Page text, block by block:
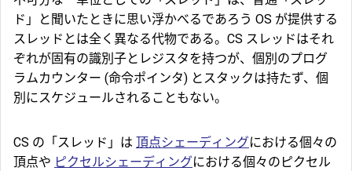
ド」と聞いたときに思い浮かべるであろう OS が提供する
スレッドとは全く異なる代物である。CS スレッドはそれ
ぞれが固有の識別子とレジスタを持つが、個別のプログ
ラムカウンター (命令ポインタ) とスタックは持たず、個
別にスケジュールされることもない。
CS の「スレッド」は 頂点シェーディングにおける個々の
頂点や ピクセルシェーディングにおける個々のピクセル